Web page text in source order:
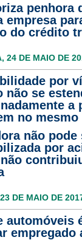
penhora
empresa
do crédito
24 DE MAIO DE
por
não se
a
no mesmo
não pode
por
DE MAIO DE
automóveis
empregado